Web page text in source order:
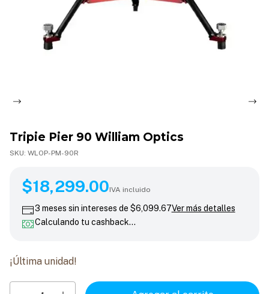
Tripie Pier 90 William Optics
SKU: WLOP-PM-90R
$18,299.00
$18,299.00IVA incluido
3 meses sin intereses de $6,099.67Ver más detalles
Calculando tu cashback…
¡Última unidad!